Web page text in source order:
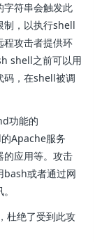
字符串会触发此
制，以执行shell
程攻击者提供环
shell之前可以用
码，在shell被调
功能的
Apache服务
的应用等。攻击
bash或者通过网
杜绝了受到此攻